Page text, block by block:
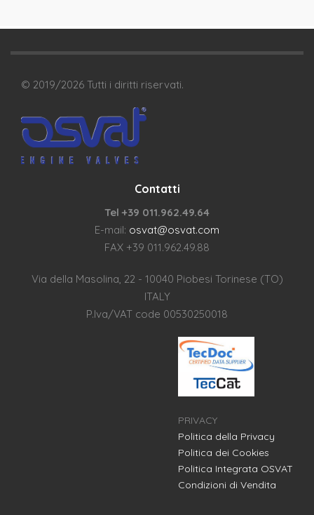
© 2019/2026 Tutti i diritti riservati.
Contatti
Tel +39 011.962.49.64
E-mail: osvat@osvat.com
FAX +39 011.962.49.88
Via della Masolina, 22 - 10040 Piobesi Torinese (TO)
ITALY
P.Iva/VAT code 00530250018
PRIVACY
Politica della Privacy
Politica dei Cookies
Politica Integrata OSVAT
Condizioni di Vendita